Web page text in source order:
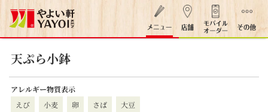
天ぷら小鉢
アレルギー物質表示
えび
小麦 卵 さば 大豆